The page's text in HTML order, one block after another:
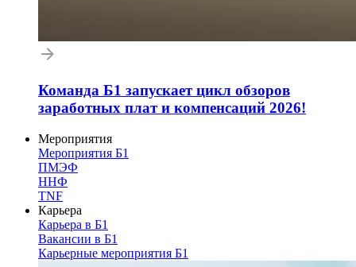
Команда Б1 запускает цикл обзоров
заработных плат и компенсаций 2026!
Мероприятия
Мероприятия Б1
ПМЭФ
ННФ
TNF
Карьера
Карьера в Б1
Вакансии в Б1
Карьерные мероприятия Б1